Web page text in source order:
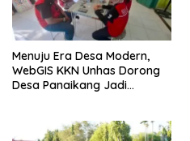
Menuju Era Desa Modern,
WebGIS KKN Unhas Dorong
Desa Panaikang Jadi